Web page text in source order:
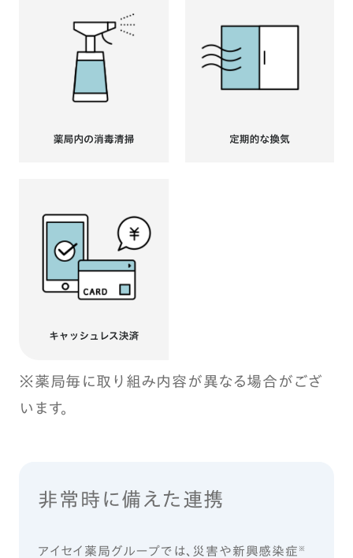
※薬局毎に取り組み内容が異なる場合がござ
います。
非常時に備えた連携
アイセイ薬局グループでは、災害や新興感染症 ※